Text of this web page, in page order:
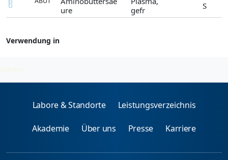
ure
gefr
S
Verwendung in
2026-08-06
Labore & Standorte Leistungsverzeichnis
Akademie Über uns Presse Karriere